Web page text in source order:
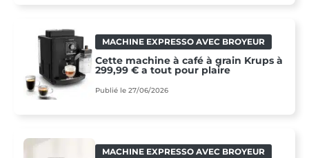
MACHINE EXPRESSO AVEC BROYEUR
Cette machine à café à grain Krups à
299,99 € a tout pour plaire
Publié le 27/06/2026
MACHINE EXPRESSO AVEC BROYEUR